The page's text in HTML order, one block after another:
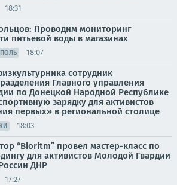
18:31
Проводим мониторинг
питьевой воды в магазинах
18:07
сотрудник
Главного управления
по Донецкой Народной Республике
зарядку для активистов
первых» в региональной столице
18:03
“Bioritm” провел мастер-класс по
для активистов Молодой Гвардии
ДНР
17:27